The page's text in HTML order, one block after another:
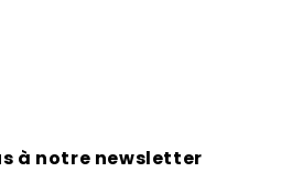
à notre newsletter